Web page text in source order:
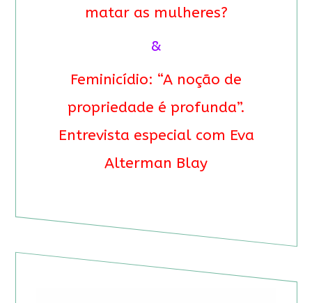
matar as mulheres?
&
Feminicídio: “A noção de
propriedade é profunda”.
Entrevista especial com Eva
Alterman Blay